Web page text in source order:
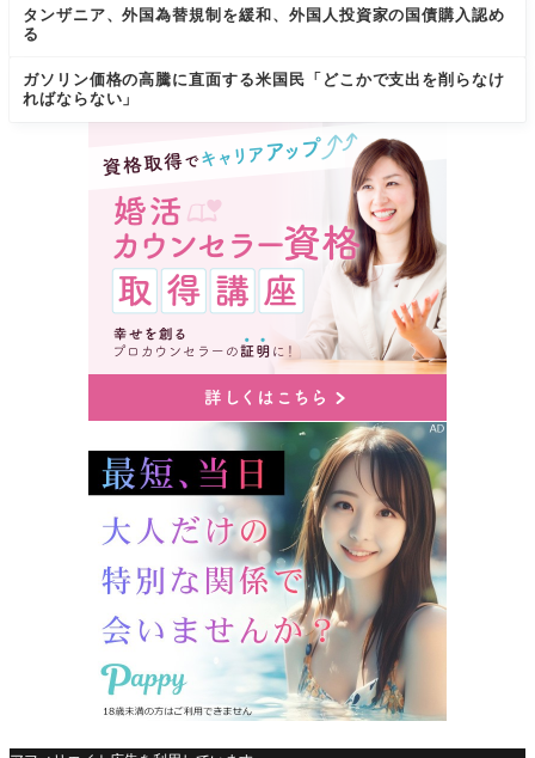
タンザニア、外国為替規制を緩和、外国人投資家の国債購入認め
る
ガソリン価格の高騰に直面する米国民「どこかで支出を削らなけ
ればならない」